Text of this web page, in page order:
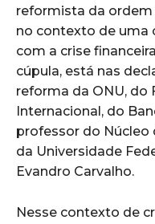
reformista da ordem
no contexto de uma
com a crise
cúpula, está nas
reforma da ONU, do
Internacional, do
professor do Núcleo
da Universidade
Evandro Carvalho.
Nesse contexto de